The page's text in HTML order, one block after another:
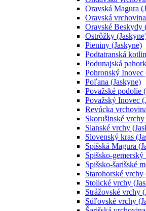
Oravská Magura
Oravská
Oravské Beskydy
Ostrôžky
Pieniny (Jaskyne)
Podtatranská
Podunajská
Pohronský Inovec
Poľana (Jaskyne)
Považské podolie
Považský Inovec
Revúcka
Skorušinské vrchy
Slanské vrchy
Slovenský kras
Spišská Magura
Spišsko-gemerský
Spišsko-šarišské
Starohorské vrchy
Stolické vrchy
Strážovské vrchy
Súľovské vrchy